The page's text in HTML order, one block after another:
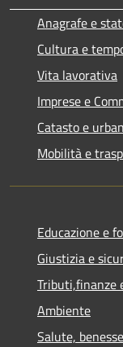
Anagrafe e
Cultura e
Vita lavorativa
Imprese e
Catasto e
Mobilità e
Educazione e
Giustizia e
Tributi,finanze
Ambiente
Salute,